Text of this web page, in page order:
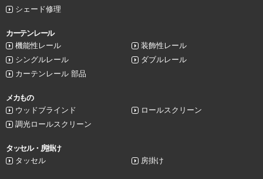
シェード修理
カーテンレール
機能性レール
装飾性レール
シングルレール
ダブルレール
カーテンレール 部品
メカもの
ウッドブラインド
ロールスクリーン
調光ロールスクリーン
タッセル・房掛け
タッセル
房掛け